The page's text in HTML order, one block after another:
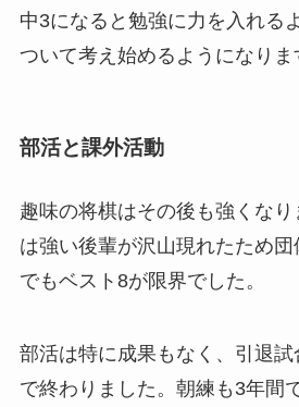
中3になると勉強に力を入れる
ついて考え始めるようになりま
部活と課外活動
趣味の将棋はその後も強くな
は強い後輩が沢山現れたため団
でもベスト8が限界でした。
部活は特に成果もなく、引退
で終わりました。朝練も3年間